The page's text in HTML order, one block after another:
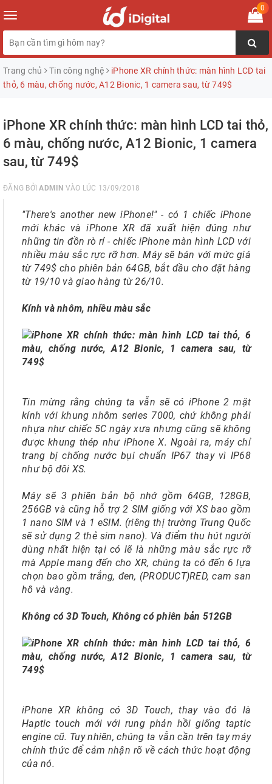
Toggle
navigation
0
Trang chủ Tin công nghệ
iPhone XR chính thức: màn hình LCD tai
thỏ, 6 màu, chống nước, A12 Bionic, 1 camera sau, từ 749$
iPhone XR chính thức: màn hình LCD tai thỏ,
6 màu, chống nước, A12 Bionic, 1 camera
sau, từ 749$
ĐĂNG BỞIADMIN VÀO LÚC 13/09/2018
"There's another new iPhone!" - có 1 chiếc iPhone
mới khác và iPhone XR đã xuất hiện đúng như
những tin đồn rò rỉ - chiếc iPhone màn hình LCD với
nhiều màu sắc rực rỡ hơn. Máy sẽ bán với mức giá
từ 749$ cho phiên bản 64GB, bắt đầu cho đặt hàng
từ 19/10 và giao hàng từ 26/10.
Kính và nhôm, nhiều màu sắc
Tin mừng rằng chúng ta vẫn sẽ có iPhone 2 mặt
kính với khung nhôm series 7000, chứ không phải
nhựa như chiếc 5C ngày xưa nhưng cũng sẽ không
được khung thép như iPhone X. Ngoài ra, máy chỉ
trang bị chống nước bụi chuẩn IP67 thay vì IP68
như bộ đôi XS.
Máy sẽ 3 phiên bản bộ nhớ gồm 64GB, 128GB,
256GB và cũng hỗ trợ 2 SIM giống với XS bao gồm
1 nano SIM và 1 eSIM. (riêng thị trường Trung Quốc
sẽ sử dụng 2 thẻ sim nano). Và điểm thu hút người
dùng nhất hiện tại có lẽ là những màu sắc rực rỡ
mà Apple mang đến cho XR, chúng ta có đến 6 lựa
chọn bao gồm trắng, đen, (PRODUCT)RED, cam san
hô và vàng.
Không có 3D Touch, Không có phiên bản 512GB
iPhone XR không có 3D Touch, thay vào đó là
Haptic touch mới với rung phản hồi giống taptic
engine cũ. Tuy nhiên, chúng ta vẫn cần trên tay máy
chính thức để cảm nhận rõ về cách thức hoạt động
của nó.